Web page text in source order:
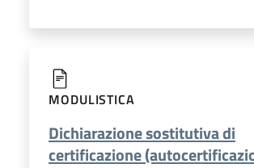
MODULISTICA
Dichiarazione sostitutiva di
certificazione